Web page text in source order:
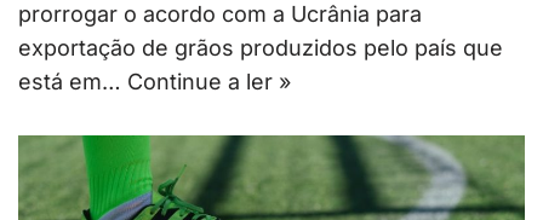
prorrogar o acordo com a Ucrânia para
exportação de grãos produzidos pelo país que
está em… Continue a ler »